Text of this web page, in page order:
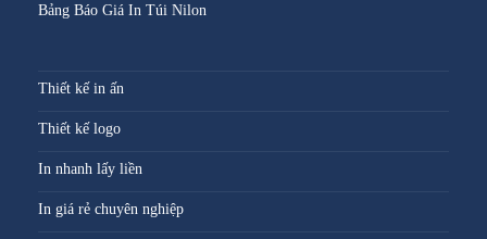
Bảng Báo Giá In Túi Nilon
Thiết kế in ấn
Thiết kế logo
In nhanh lấy liền
In giá rẻ chuyên nghiệp